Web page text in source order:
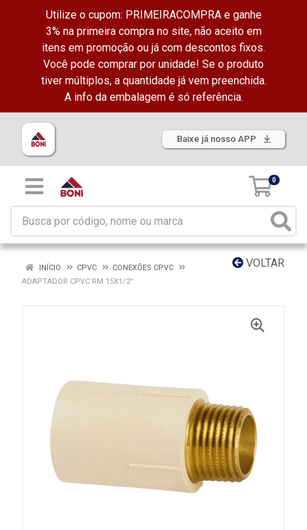
Utilize o cupom: PRIMEIRACOMPRA e ganhe
3% na primeira compra no site, não aceito em
itens em promoção ou já com descontos fixos.
Você pode comprar por unidade! Se o produto
tiver múltiplos, a quantidade já vem preenchida.
A info da embalagem é só referência.
Baixe já nosso APP
0
VOLTAR
INÍCIO CPVC
CONEXÕES CPVC
ADAPTADOR CPVC RM 15X1/2”